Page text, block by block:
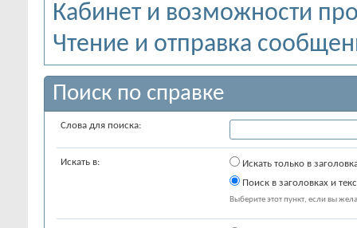
Кабинет и возможности
Чтение и отправка
Поиск по справке
Слова для поиска:
Искать в:
Искать только в
Поиск в заголовках и
Выберите этот пункт, если вы